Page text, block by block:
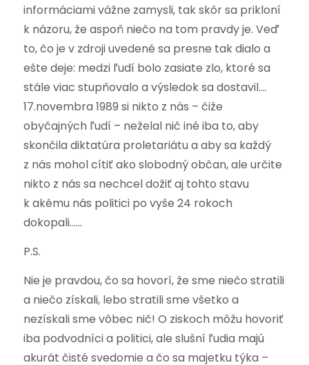
informáciami vážne zamysli, tak skôr sa prikloní
k názoru, že aspoň niečo na tom pravdy je. Veď
to, čo je v zdroji uvedené sa presne tak dialo a
ešte deje: medzi ľudí bolo zasiate zlo, ktoré sa
stále viac stupňovalo a výsledok sa dostavil….
17.novembra 1989 si nikto z nás – čiže
obyčajných ľudí – neželal nič iné iba to, aby
skončila diktatúra proletariátu a aby sa každý
z nás mohol cítiť ako slobodný občan, ale určite
nikto z nás sa nechcel dožiť aj tohto stavu
k akému nás politici po vyše 24 rokoch
dokopali……
P.S.
Nie je pravdou, čo sa hovorí, že sme niečo stratili
a niečo získali, lebo stratili sme všetko a
nezískali sme vôbec nič! O ziskoch môžu hovoriť
iba podvodníci a politici, ale slušní ľudia majú
akurát čisté svedomie a čo sa majetku týka –